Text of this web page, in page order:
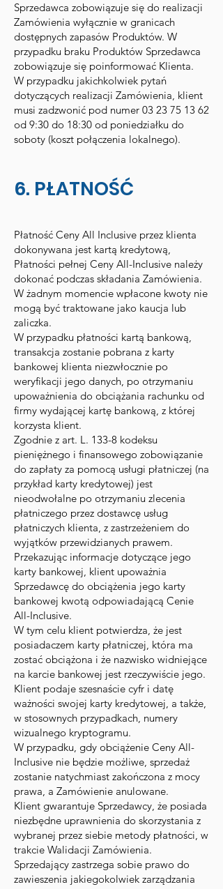
Sprzedawca zobowiązuje się do realizacji
Zamówienia wyłącznie w granicach
dostępnych zapasów Produktów. W
przypadku braku Produktów Sprzedawca
zobowiązuje się poinformować Klienta.
W przypadku jakichkolwiek pytań
dotyczących realizacji Zamówienia, klient
musi zadzwonić pod numer 03 23 75 13 62
od 9:30 do 18:30 od poniedziałku do
soboty (koszt połączenia lokalnego).
6. PŁATNOŚĆ
Płatność Ceny All Inclusive przez klienta
dokonywana jest kartą kredytową,
Płatności pełnej Ceny All-Inclusive należy
dokonać podczas składania Zamówienia.
W żadnym momencie wpłacone kwoty nie
mogą być traktowane jako kaucja lub
zaliczka.
W przypadku płatności kartą bankową,
transakcja zostanie pobrana z karty
bankowej klienta niezwłocznie po
weryfikacji jego danych, po otrzymaniu
upoważnienia do obciążania rachunku od
firmy wydającej kartę bankową, z której
korzysta klient.
Zgodnie z art. L. 133-8 kodeksu
pieniężnego i finansowego zobowiązanie
do zapłaty za pomocą usługi płatniczej (na
przykład karty kredytowej) jest
nieodwołalne po otrzymaniu zlecenia
płatniczego przez dostawcę usług
płatniczych klienta, z zastrzeżeniem do
wyjątków przewidzianych prawem.
Przekazując informacje dotyczące jego
karty bankowej, klient upoważnia
Sprzedawcę do obciążenia jego karty
bankowej kwotą odpowiadającą Cenie
All-Inclusive.
W tym celu klient potwierdza, że jest
posiadaczem karty płatniczej, która ma
zostać obciążona i że nazwisko widniejące
na karcie bankowej jest rzeczywiście jego.
Klient podaje szesnaście cyfr i datę
ważności swojej karty kredytowej, a także,
w stosownych przypadkach, numery
wizualnego kryptogramu.
W przypadku, gdy obciążenie Ceny All-
Inclusive nie będzie możliwe, sprzedaż
zostanie natychmiast zakończona z mocy
prawa, a Zamówienie anulowane.
Klient gwarantuje Sprzedawcy, że posiada
niezbędne uprawnienia do skorzystania z
wybranej przez siebie metody płatności, w
trakcie Walidacji Zamówienia.
Sprzedający zastrzega sobie prawo do
zawieszenia jakiegokolwiek zarządzania